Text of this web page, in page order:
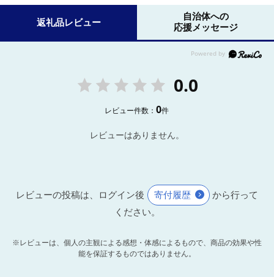
返礼品レビュー
自治体への
応援メッセージ
0.0
レビュー件数：0件
レビューはありません。
レビューの投稿は、ログイン後 寄付履歴
から行って
ください。
※レビューは、個人の主観による感想・体感によるもので、商品の効果や性
能を保証するものではありません。